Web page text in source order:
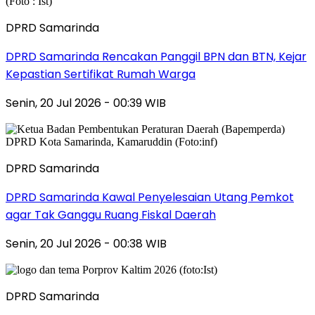
DPRD Samarinda
DPRD Samarinda Rencakan Panggil BPN dan BTN, Kejar
Kepastian Sertifikat Rumah Warga
Senin, 20 Jul 2026 - 00:39 WIB
DPRD Samarinda
DPRD Samarinda Kawal Penyelesaian Utang Pemkot
agar Tak Ganggu Ruang Fiskal Daerah
Senin, 20 Jul 2026 - 00:38 WIB
DPRD Samarinda